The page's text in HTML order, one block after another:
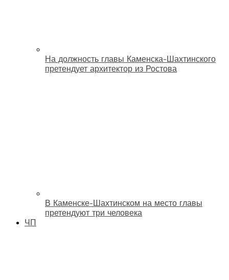
На должность главы Каменска-Шахтинского
претендует архитектор из Ростова
В Каменске-Шахтинском на место главы
претендуют три человека
ЧП